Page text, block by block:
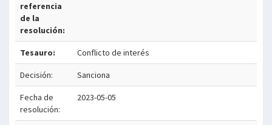
referencia
de la
resolución:
Tesauro: Conflicto de interés
Decisión: Sanciona
Fecha de
resolución:
2023-05-05